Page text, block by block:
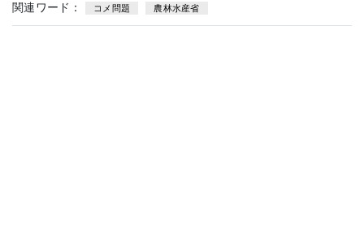
関連ワード： コメ問題 農林水産省